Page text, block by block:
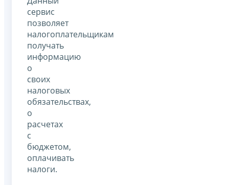
сервис
позволяет
налогоплательщикам
получать
информацию
о
своих
налоговых
обязательствах,
о
расчетах
с
бюджетом,
оплачивать
налоги.